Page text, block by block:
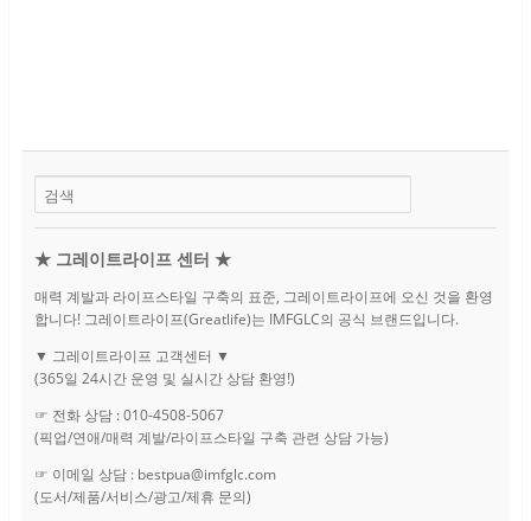
★ 그레이트라이프 센터 ★
매력 계발과 라이프스타일 구축의 표준, 그레이트라이프에 오신 것을 환영
합니다! 그레이트라이프(Greatlife)는 IMFGLC의 공식 브랜드입니다.
▼ 그레이트라이프 고객센터 ▼
(365일 24시간 운영 및 실시간 상담 환영!)
☞ 전화 상담 : 010-4508-5067
(픽업/연애/매력 계발/라이프스타일 구축 관련 상담 가능)
☞ 이메일 상담 : bestpua@imfglc.com
(도서/제품/서비스/광고/제휴 문의)